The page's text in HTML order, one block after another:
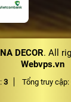
DECOR. All
Webvps.vn
3 Tổng truy cập: